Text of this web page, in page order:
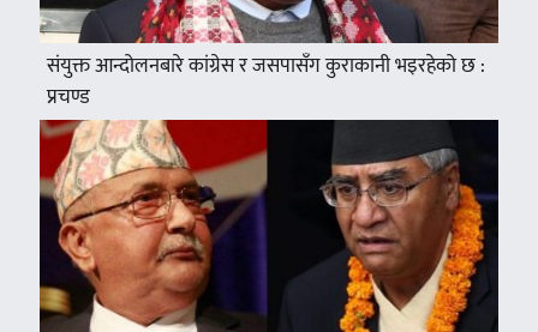
संयुक्त आन्दोलनबारे कांग्रेस र जसपासँग कुराकानी भइरहेको छ :
प्रचण्ड